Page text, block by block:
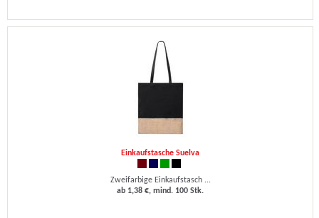
Einkaufstasche Suelva
Zweifarbige Einkaufstasch ...
ab 1,38 €, mind. 100 Stk.